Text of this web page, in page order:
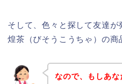
そして、色々と探して友達
煌茶（びそうこうちゃ）の商
なので、もしあな